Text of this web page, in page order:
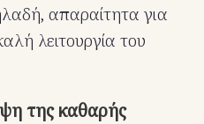
απαραίτητα για
λειτουργία του
της καθαρής